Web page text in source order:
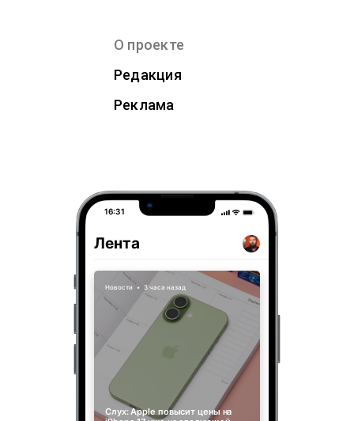
О проекте
Редакция
Реклама
16:31
Лента
Новости • 3 часа назад
Слух: Apple повысит цены на